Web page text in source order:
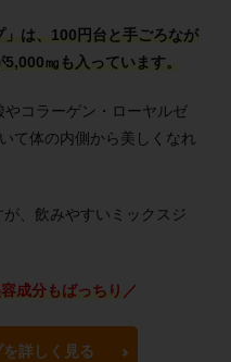
は、100円台と手ごろなが
㎎も入っています。
コラーゲン・ローヤルゼ
て体の内側から美しくなれ
、飲みやすいミックスジ
成分もばっちり ／
詳しく見る